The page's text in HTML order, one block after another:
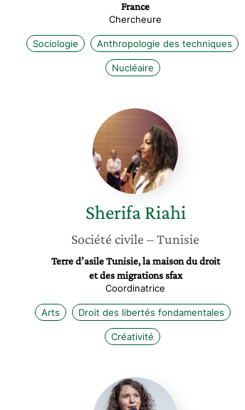
France
Chercheure
Sociologie Anthropologie des techniques
Nucléaire
Sherifa
Riahi
Sherifa Riahi
Société civile – Tunisie
Terre d’asile Tunisie, la maison du droit
et des migrations sfax
Coordinatrice
Arts Droit des libertés fondamentales
Créativité
Vaia
Tuuhia